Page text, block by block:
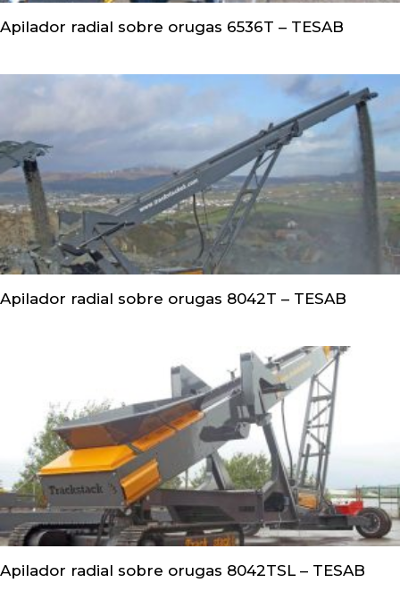
Apilador radial sobre orugas 6536T – TESAB
Apilador radial sobre orugas 8042T – TESAB
Apilador radial sobre orugas 8042TSL – TESAB